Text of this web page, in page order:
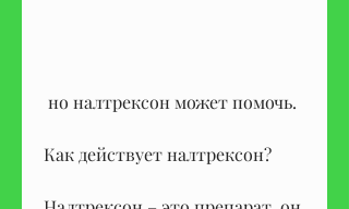
но налтрексон может помочь.
Как действует налтрексон?